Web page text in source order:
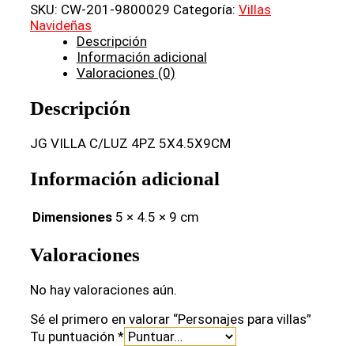
SKU: CW-201-9800029 Categoría: Villas
Navideñas
Descripción
Información adicional
Valoraciones (0)
Descripción
JG VILLA C/LUZ 4PZ 5X4.5X9CM
Información adicional
Dimensiones 5 × 4.5 × 9 cm
Valoraciones
No hay valoraciones aún.
Sé el primero en valorar “Personajes para villas”
Tu puntuación *